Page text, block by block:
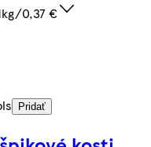
0,37 €
Pridať